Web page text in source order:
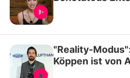
"Reality-
Köppen ist von